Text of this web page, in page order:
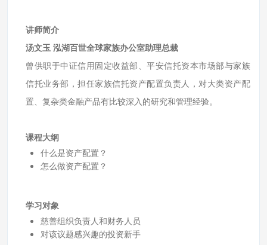
讲师简介
汤文玉 泓湖百世全球家族办公室助理总裁
曾供职于中证信用固定收益部、平安信托资本市场部与家族
信托业务部，担任家族信托资产配置负责人，对大类资产配
置、复杂类金融产品有比较深入的研究和管理经验。
课程大纲
什么是资产配置？
怎么做资产配置？
学习对象
慈善组织负责人和财务人员
对该议题感兴趣的投资新手